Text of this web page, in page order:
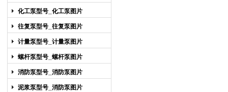
化工泵型号_化工泵图片
往复泵型号_往复泵图片
计量泵型号_计量泵图片
螺杆泵型号_螺杆泵图片
消防泵型号_消防泵图片
泥浆泵型号_消防泵图片